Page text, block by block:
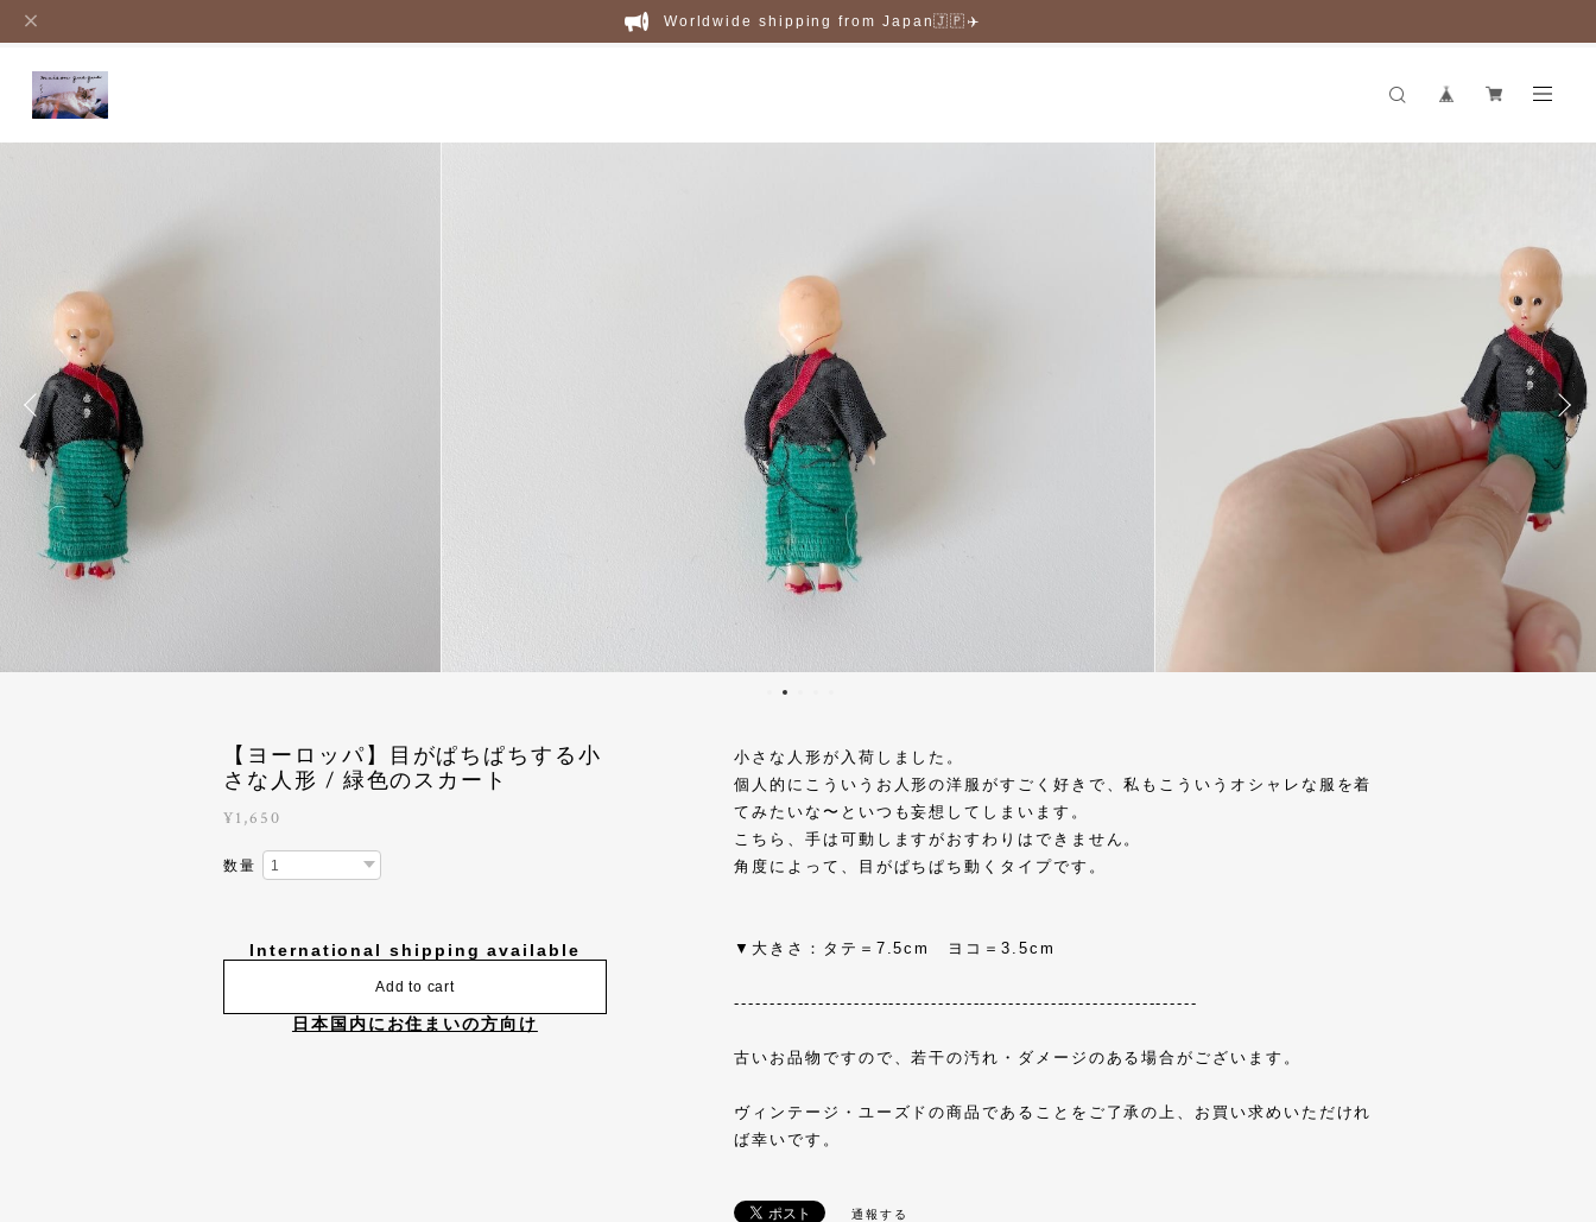
Worldwide shipping from Japan🇯🇵✈️
【ヨーロッパ】目がぱちぱちする小
さな人形 / 緑色のスカート
¥1,650
数量
International shipping available
Add to cart
日本国内にお住まいの方向け
小さな人形が入荷しました。
個人的にこういうお人形の洋服がすごく好きで、私もこういうオシャレな服を着
てみたいな〜といつも妄想してしまいます。
こちら、手は可動しますがおすわりはできません。
角度によって、目がぱちぱち動くタイプです。
▼大きさ：タテ＝7.5cm ヨコ＝3.5cm
------------------------------------------------------------------
古いお品物ですので、若干の汚れ・ダメージのある場合がございます。
ヴィンテージ・ユーズドの商品であることをご了承の上、お買い求めいただけれ
ば幸いです。
通報する